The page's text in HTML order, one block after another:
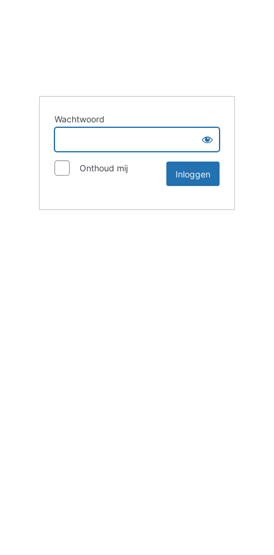
Wachtwoord
Onthoud mij